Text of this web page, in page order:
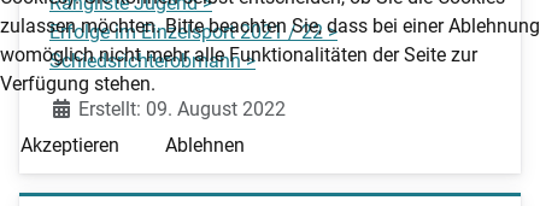
Erfolge im Einzelsport 2021 / 22 >
Schiedsrichterobmann >
DetailsErstellt: 09. August 2022
zulassen möchten. Bitte beachten Sie, dass bei einer Ablehnung
womöglich nicht mehr alle Funktionalitäten der Seite zur
Verfügung stehen.
Akzeptieren Ablehnen